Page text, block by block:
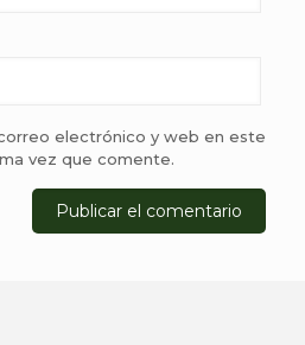
electrónico y web en este
vez que comente.